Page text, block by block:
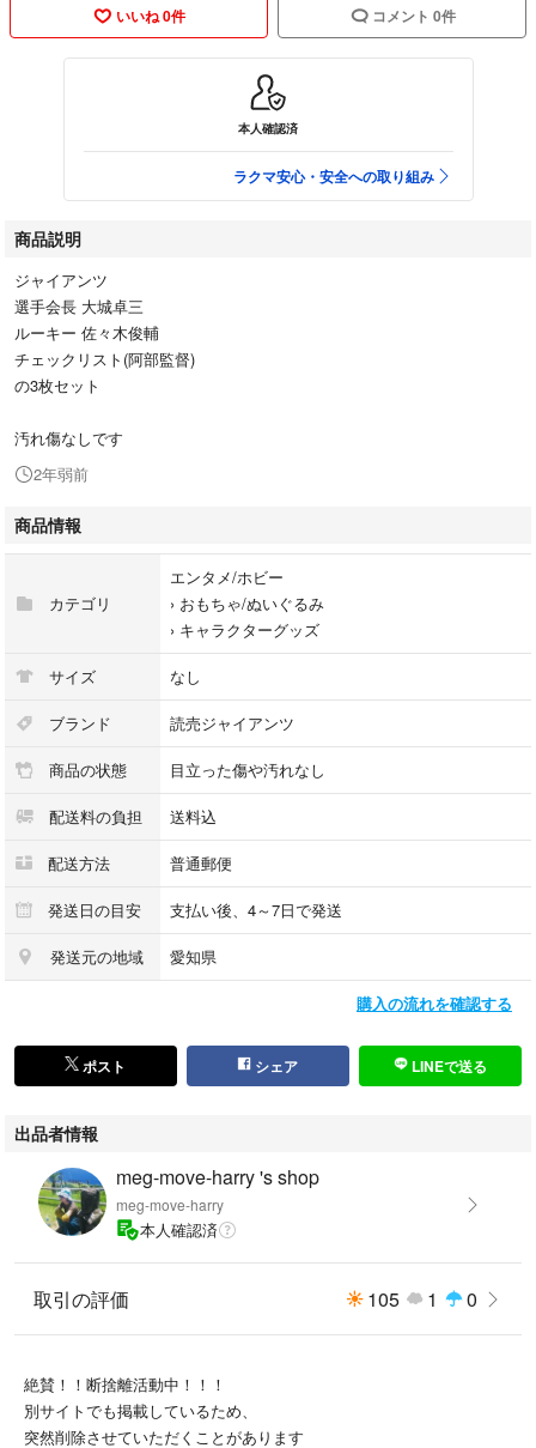
いいね 0件 コメント 0件
本人確認済
ラクマ安心・安全への取り組み
商品説明
ジャイアンツ
選手会長 大城卓三
ルーキー 佐々木俊輔
チェックリスト(阿部監督)
の3枚セット
汚れ傷なしです
2年弱前
商品情報
カテゴリ
エンタメ/ホビー
› おもちゃ/ぬいぐるみ
› キャラクターグッズ
サイズ なし
ブランド 読売ジャイアンツ
商品の状態 目立った傷や汚れなし
配送料の負担 送料込
配送方法 普通郵便
発送日の目安 支払い後、4～7日で発送
発送元の地域 愛知県
購入の流れを確認する
ポスト シェア LINEで送る
出品者情報
meg-move-harry 's shop
meg-move-harry
本人確認済
取引の評価 105 1 0
絶賛！！断捨離活動中！！！
別サイトでも掲載しているため、
突然削除させていただくことがあります